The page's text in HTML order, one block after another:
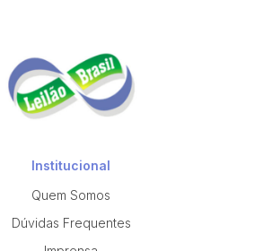
Institucional
Quem Somos
Dúvidas Frequentes